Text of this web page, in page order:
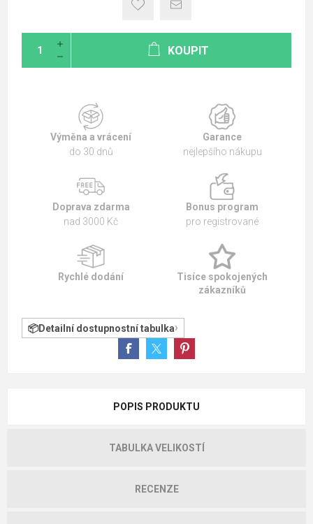
KOUPIT
Výměna a vrácení
do 30 dnů
Garance
nejlepšího nákupu
Doprava zdarma
nad 3000 Kč
Bonus program
pro registrované
Rychlé dodání
Tisíce spokojených
zákazníků
Detailní dostupnostní tabulka
POPIS PRODUKTU
TABULKA VELIKOSTÍ
RECENZE